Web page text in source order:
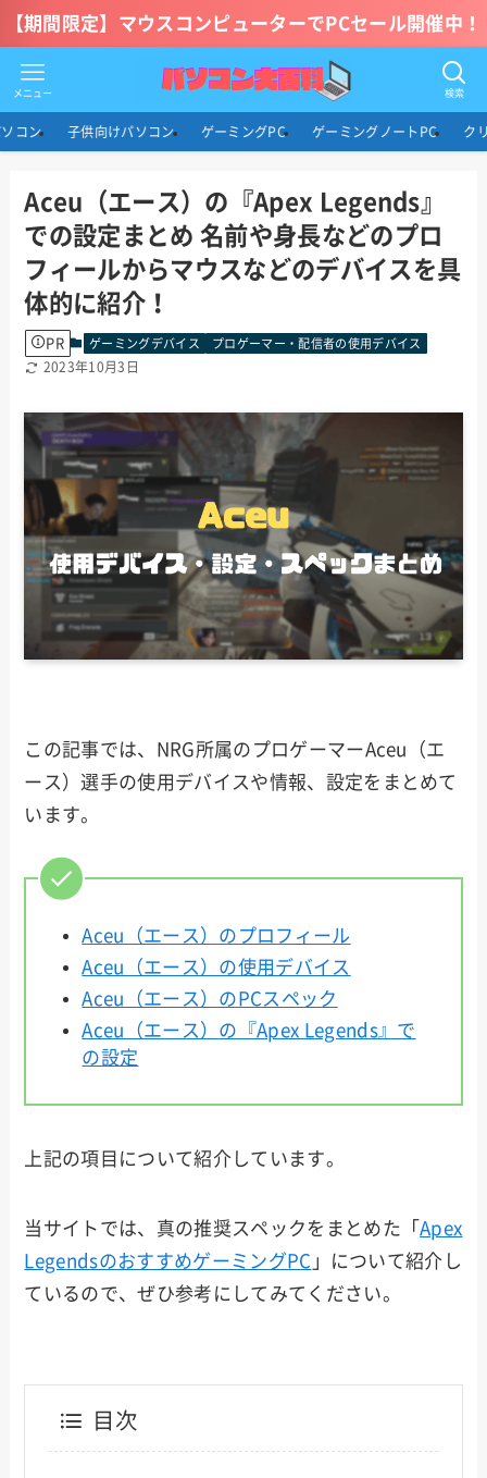
【期間限定】マウスコンピューターでPCセール開催中！
検索
メニュー
コン 子供向けパソコン ゲーミングPC ゲーミングノートPC ク
Aceu（エース）の『Apex Legends』
での設定まとめ 名前や身長などのプロ
フィールからマウスなどのデバイスを具
体的に紹介！
PR ゲーミングデバイス プロゲーマー・配信者の使用デバイス
2023年10月3日
この記事では、NRG所属のプロゲーマーAceu（エ
ース）選手の使用デバイスや情報、設定をまとめて
います。
Aceu（エース）のプロフィール
Aceu（エース）の使用デバイス
Aceu（エース）のPCスペック
Aceu（エース） の『Apex Legends』で
の設定
上記の項目について紹介しています。
当サイトでは、真の推奨スペックをまとめた「 Apex
LegendsのおすすめゲーミングPC 」について紹介し
ているので、ぜひ参考にしてみてください。
目次